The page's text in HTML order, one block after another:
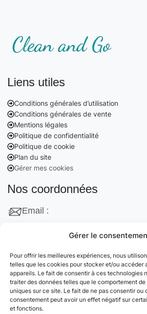
Gérer le
Pour offrir les meilleures expériences, nous
telles que les cookies pour stocker et/ou accéder
appareils. Le fait de consentir à ces technologies
traiter des données telles que le comportement
uniques sur ce site. Le fait de ne pas consentir ou
consentement peut avoir un effet négatif sur
et fonctions.
Liens utiles
Conditions générales d’utilisation
Conditions générales de vente
Mentions légales
Politique de confidentialité
Politique de cookie
Plan du site
Gérer mes cookies
Nos coordonnées
Email :
132 Rue Edouard Vaillant, 95870
Téléphone :
+33 06 22 09 56 53
+33 06 24 78 76 77